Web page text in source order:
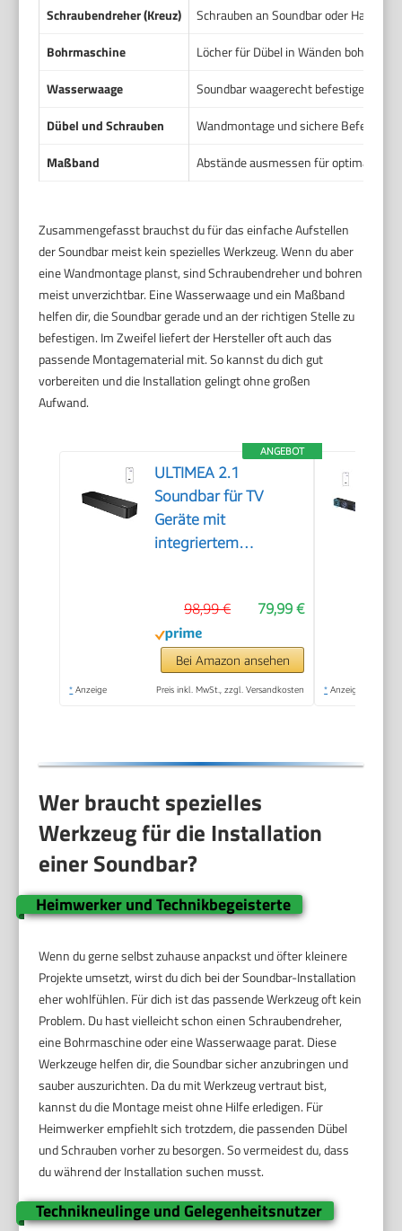
Schraubendreher (Kreuz)
Schrauben an Soundbar oder
Bohrmaschine
Löcher für Dübel in Wänden bohren
Wasserwaage
Soundbar waagerecht befestigen
Dübel und Schrauben
Wandmontage und sichere
Maßband
Abstände ausmessen für optimale
Zusammengefasst brauchst du für das einfache Aufstellen
der Soundbar meist kein spezielles Werkzeug. Wenn du aber
eine Wandmontage planst, sind Schraubendreher und bohren
meist unverzichtbar. Eine Wasserwaage und ein Maßband
helfen dir, die Soundbar gerade und an der richtigen Stelle zu
befestigen. Im Zweifel liefert der Hersteller oft auch das
passende Montagematerial mit. So kannst du dich gut
vorbereiten und die Installation gelingt ohne großen
Aufwand.
ANGEBOT
ULTIMEA 2.1
Soundbar für TV
Geräte mit
integriertem
in-One PC Soundbar
für Gaming, TV
Lautsprecher mit
Verstellbarem Bass,
79,99 €
98,99 €
Bei Amazon ansehen
* Anzeige Preis inkl. MwSt., zzgl. Versandkosten * Anzeige
Wer braucht spezielles
Werkzeug für die Installation
einer Soundbar?
Heimwerker und Technikbegeisterte
Wenn du gerne selbst zuhause anpackst und öfter kleinere
Projekte umsetzt, wirst du dich bei der Soundbar-Installation
eher wohlfühlen. Für dich ist das passende Werkzeug oft kein
Problem. Du hast vielleicht schon einen Schraubendreher,
eine Bohrmaschine oder eine Wasserwaage parat. Diese
Werkzeuge helfen dir, die Soundbar sicher anzubringen und
sauber auszurichten. Da du mit Werkzeug vertraut bist,
kannst du die Montage meist ohne Hilfe erledigen. Für
Heimwerker empfiehlt sich trotzdem, die passenden Dübel
und Schrauben vorher zu besorgen. So vermeidest du, dass
du während der Installation suchen musst.
Technikneulinge und Gelegenheitsnutzer